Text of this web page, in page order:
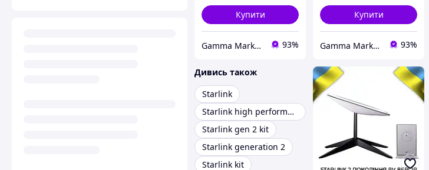
Купити
Gamma Market UA 93%
Купити
Gamma Market UA 93%
Дивись також
Starlink
Starlink high performance
Starlink gen 2 kit
Starlink generation 2
Starlink kit